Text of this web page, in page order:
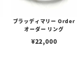
ブラッディマリー Order
オーダー リング
¥22,000